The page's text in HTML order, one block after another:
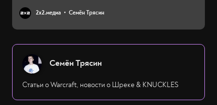
2х2.медиа Семён Трясин
Семён Трясин
Статьи о Warcraft, новости о Шреке & KNUCKLES